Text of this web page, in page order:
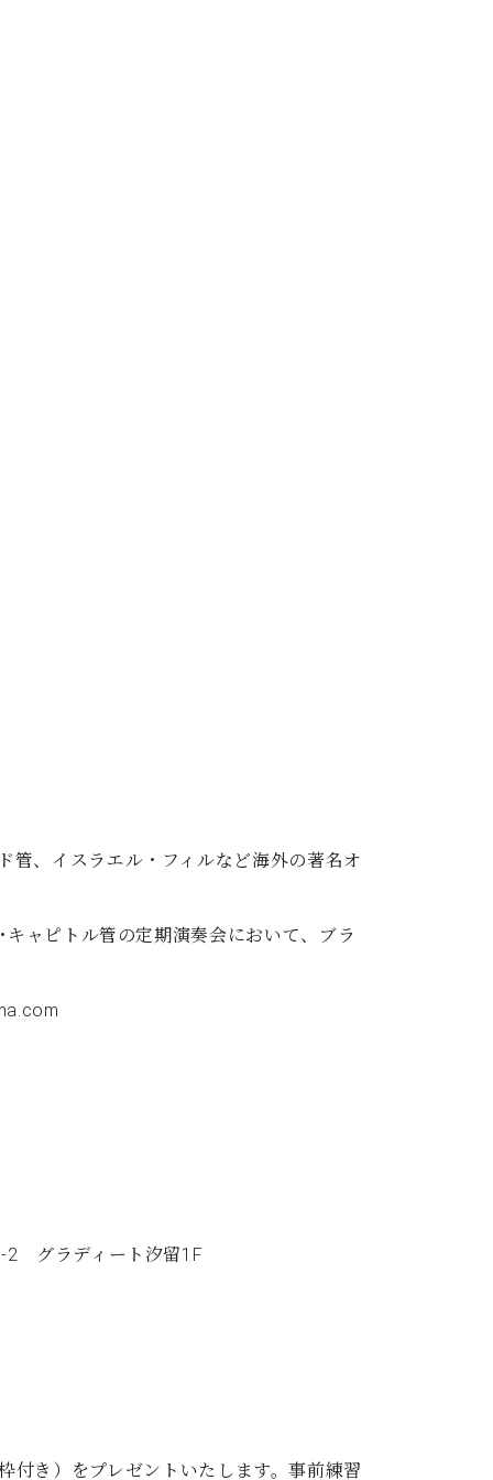
管、イスラエル・フィルなど海外の著名オ
ャピトル管の定期演奏会において、ブラ
2 グラディート汐留1F
き）をプレゼントいたします。事前練習